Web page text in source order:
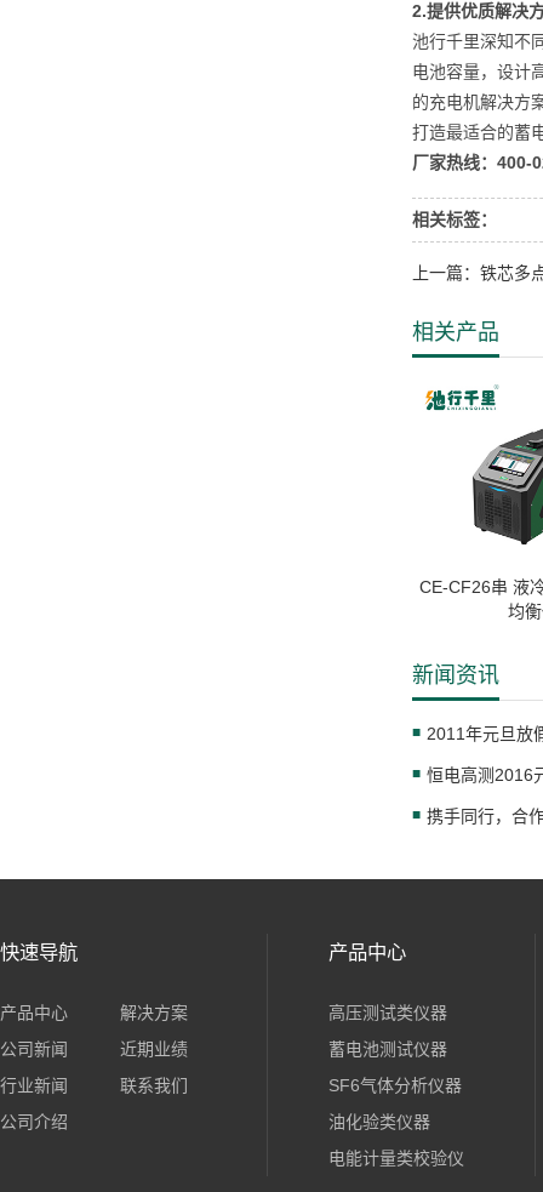
2.提供优质解决
池行千里深知不
电池容量，设计
的充电机解决方
打造最适合的蓄
厂家热线：400-
相关标签：
上一篇：铁芯多
相关产品
CE-CF26串 液
均
新闻资讯
2011年元旦放
恒电高测2016
快速导航
产品中心
解决方案
公司新闻
近期业绩
行业新闻
联系我们
公司介绍
产品中心
高压测试类仪器
蓄电池测试仪器
SF6气体分析仪器
油化验类仪器
电能计量类校验仪